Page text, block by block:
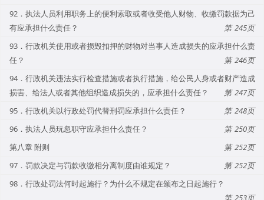
92．执法人员利用职务上的便利索取或者收受他人财物、收缴罚款据为己
有应承担什么责任？
245
93．行政机关使用或者损毁扣押的财物对当事人造成损失的应承担什么责
任？
246
94．行政机关违法实行检查措施或者执行措施，给公民人身或者财产造成
损害、给法人或者其他组织造成损失的，应承担什么责任？
247
95．行政机关以行政处罚代替刑罚应承担什么责任？
248
96．执法人员玩忽职守应承担什么责任？
250
第八章 附则
252
97．罚款决定与罚款收缴相分离制度由谁规定？
252
98．行政处罚法何时起施行？为什么不规定在颁布之日起施行？
253